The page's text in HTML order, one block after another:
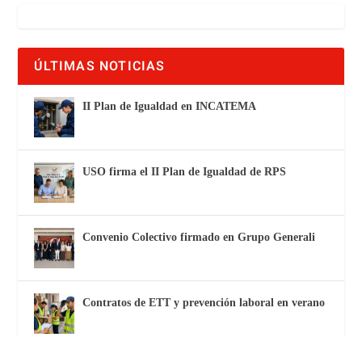
ÚLTIMAS NOTICIAS
II Plan de Igualdad en INCATEMA
USO firma el II Plan de Igualdad de RPS
Convenio Colectivo firmado en Grupo Generali
Contratos de ETT y prevención laboral en verano